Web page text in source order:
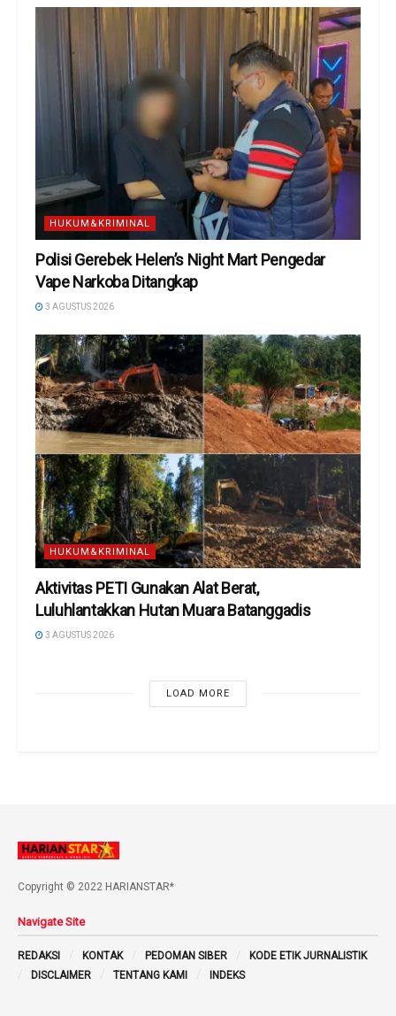
HUKUM&KRIMINAL
Polisi Gerebek Helen’s Night Mart Pengedar
Vape Narkoba Ditangkap
3 AGUSTUS 2026
HUKUM&KRIMINAL
Aktivitas PETI Gunakan Alat Berat,
Luluhlantakkan Hutan Muara Batanggadis
3 AGUSTUS 2026
LOAD MORE
Copyright © 2022 HARIANSTAR*
Navigate Site
REDAKSI KONTAK PEDOMAN SIBER
KODE ETIK JURNALISTIK
DISCLAIMER
TENTANG KAMI INDEKS